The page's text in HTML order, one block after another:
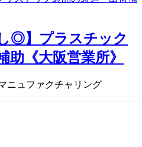
◎】プラスチック
助《大阪営業所》
ニュファクチャリング